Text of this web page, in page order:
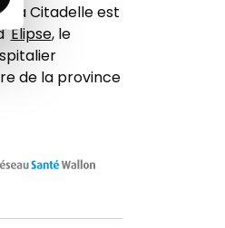
la Citadelle est
Elipse, le
de la province